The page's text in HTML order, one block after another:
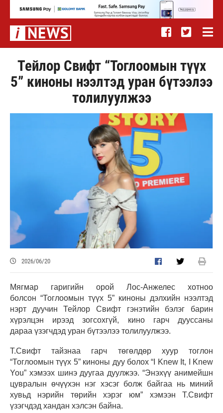
Тейлор Свифт “Тоглоомын түүх
5” киноны нээлтэд уран бүтээлээ
толилуулжээ
2026/06/20
Мягмар гаригийн орой Лос-Анжелес хотноо
болсон “Тоглоомын түүх 5” киноны дэлхийн нээлтэд
нэрт дуучин Тейлор Свифт гэнэтийн бэлэг барин
хүрэлцэн ирээд зогсохгүй, кино гарч дууссаны
дараа үзэгчдэд уран бүтээлээ толилуулжээ.
Т.Свифт тайзнаа гарч төгөлдөр хуур тоглон
“Тоглоомын түүх 5” киноны дуу болох “I Knew It, I Knew
You” хэмээх шинэ дуугаа дуулжээ. “Энэхүү анимейшн
цувралын өчүүхэн нэг хэсэг болж байгаа нь миний
хувьд нэрийн төрийн хэрэг юм” хэмээн Т.Свифт
үзэгчдэд хандан хэлсэн байна.